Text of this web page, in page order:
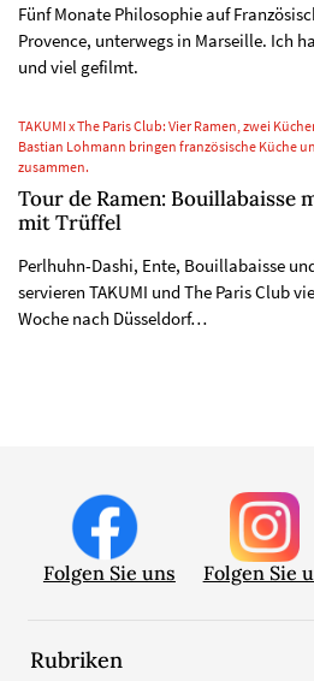
Fünf Monate Philosophie auf
Provence, unterwegs in Marseille. Ich
und viel gefilmt.
TAKUMI x The Paris Club: Vier Ramen, zwei
Bastian Lohmann bringen französische Küche
zusammen.
Tour de Ramen: Bouillabaisse
mit Trüffel
Perlhuhn-Dashi, Ente, Bouillabaisse
servieren TAKUMI und The Paris Club
Woche nach Düsseldorf…
Folgen Sie uns Folgen Sie
Rubriken